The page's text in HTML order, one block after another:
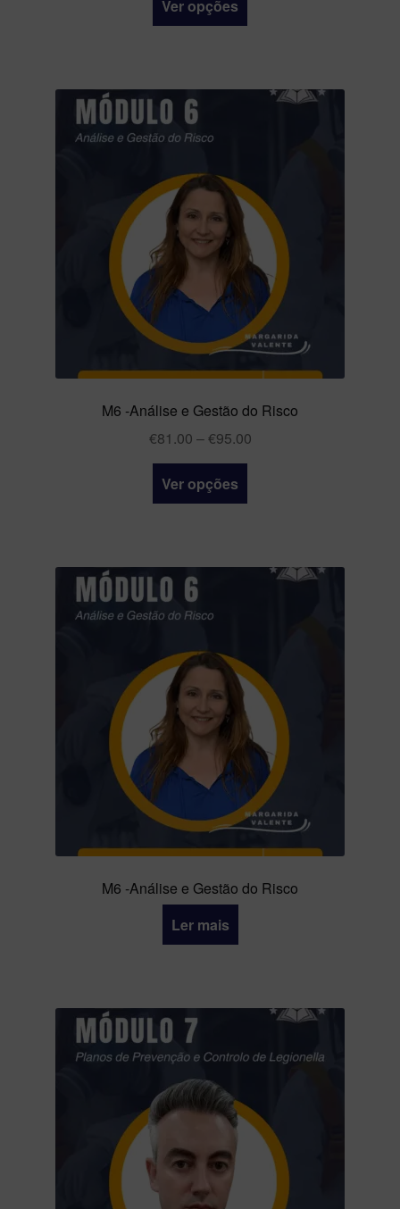
Ver opções
M6 -Análise e Gestão do Risco
€81.00 –€95.00
Ver opções
M6 -Análise e Gestão do Risco
Ler mais